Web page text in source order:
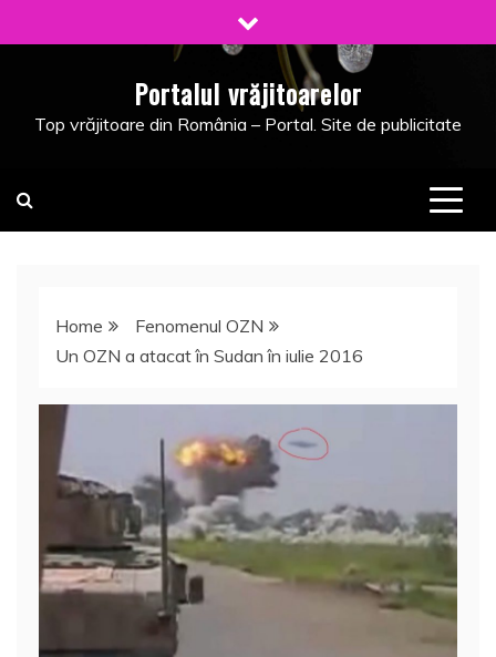
to
Portalul vrăjitoarelor
Top vrăjitoare din România – Portal. Site de publicitate
Home
Fenomenul OZN
Un OZN a atacat în Sudan în iulie 2016